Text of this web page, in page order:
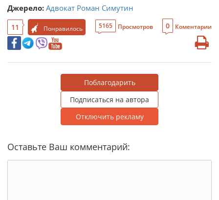
Джерело: Адвокат Роман Симутин
11 Понравилось 5165 Просмотров 0 Коментарии
Поблагодарить
Подписаться на автора
Отключить рекламу
Оставьте Ваш комментарий: